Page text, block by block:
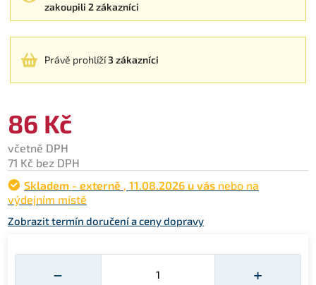
zakoupili 2 zákazníci
Právě prohlíží3 zákazníci
86 Kč
včetně DPH
71 Kč bez DPH
Skladem - externě , 11.08.2026 u vás nebo na
výdejním místě
Zobrazit termín doručení a ceny dopravy
−
Množství
+